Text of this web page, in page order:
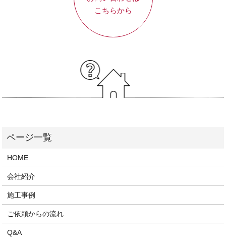
こちらから
HOME
会社紹介
施工事例
ご依頼からの流れ
Q&A